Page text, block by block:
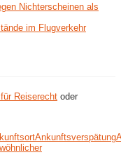
Nichterscheinen als
im Flugverkehr
Reiserecht oder
Ankunftsverspätung